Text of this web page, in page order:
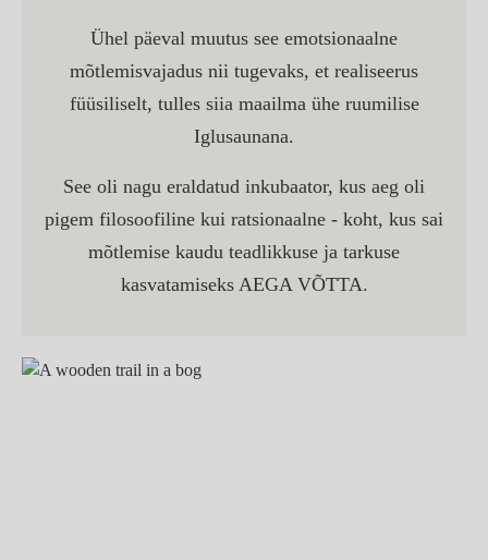
Ühel päeval muutus see emotsionaalne
mõtlemisvajadus nii tugevaks, et realiseerus
füüsiliselt, tulles siia maailma ühe ruumilise
Iglusaunana.
See oli nagu eraldatud inkubaator, kus aeg oli
pigem filosoofiline kui ratsionaalne - koht, kus sai
mõtlemise kaudu teadlikkuse ja tarkuse
kasvatamiseks AEGA VÕTTA.